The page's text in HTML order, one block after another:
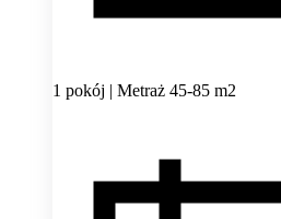
1 pokój | Metraż 45-85 m2